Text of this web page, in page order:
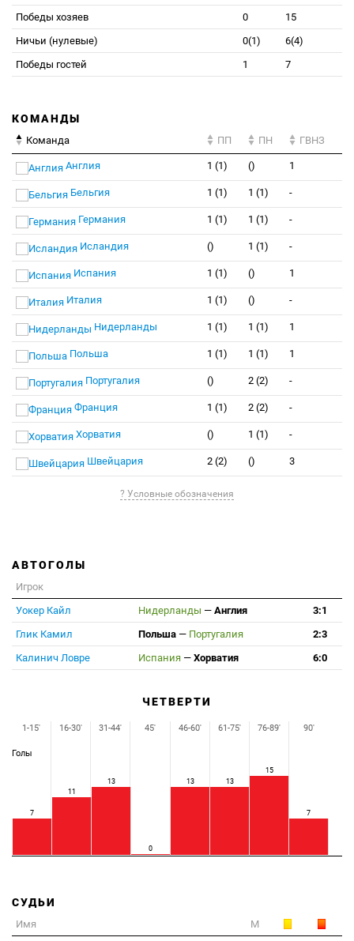
Победы хозяев
0
15
Ничьи (нулевые)
0(1)
6(4)
Победы гостей
1 7
КОМАНДЫ
Команда ПП ПН ГВНЗ
Англия 1 (1) () 1
Бельгия 1 (1) 1 (1) -
Германия 1 (1) 1 (1) -
Исландия () 1 (1) -
Испания 1 (1) () 1
Италия 1 (1) () -
Нидерланды 1 (1) 1 (1) 1
Польша 1 (1) 1 (1) 1
Португалия () 2 (2) -
Франция 1 (1) 2 (2) -
Хорватия () 1 (1) -
Швейцария 2 (2) () 3
? Условные обозначения
АВТОГОЛЫ
Игрок
Уокер Кайл
Нидерланды — Англия
3:1
Глик Камил
Польша — Португалия
2:3
Калинич Ловре
Испания — Хорватия 6:0
ЧЕТВЕРТИ
Голы
7
11
13
0
13 13
15
7
1-15' 16-30' 31-44' 45' 46-60' 61-75' 76-89' 90'
СУДЬИ
Имя М